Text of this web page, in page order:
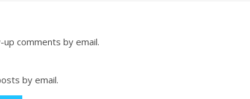
comments by email.
by email.